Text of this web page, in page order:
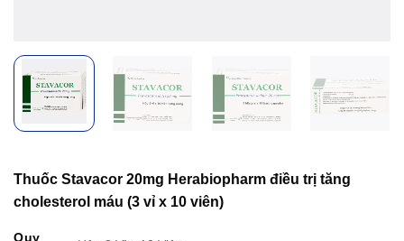
Thuốc Stavacor 20mg Herabiopharm điều trị tăng
cholesterol máu (3 vỉ x 10 viên)
Quy